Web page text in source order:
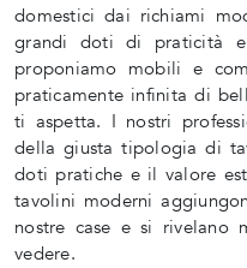
domestici dai richiami
grandi doti di praticità e
proponiamo mobili e
praticamente infinita di
ti aspetta. I nostri
della giusta tipologia di
doti pratiche e il valore
tavolini moderni
nostre case e si rivelano
vedere.